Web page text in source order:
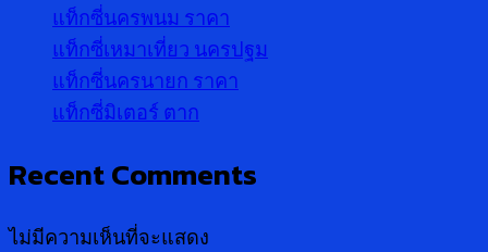
แท็กซี่นครพนม ราคา
แท็กซี่เหมาเที่ยว นครปฐม
แท็กซี่นครนายก ราคา
แท็กซี่มิเตอร์ ตาก
Recent Comments
ไม่มีความเห็นที่จะแสดง